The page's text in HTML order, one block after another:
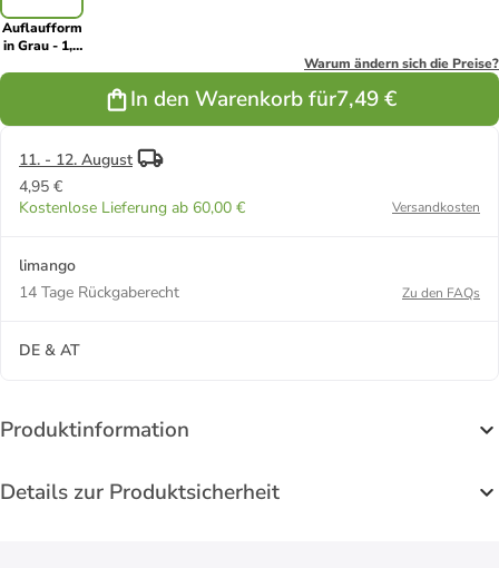
Auflaufform
in Grau - 1,6
Warum ändern sich die Preise?
In den Warenkorb für7,49 €
11. - 12. August
4,95 €
Kostenlose Lieferung ab 60,00 €
Versandkosten
limango
14 Tage Rückgaberecht
Zu den FAQs
DE & AT
Produktinformation
Details zur Produktsicherheit